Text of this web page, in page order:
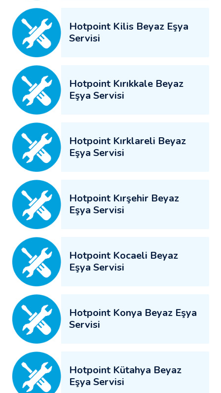
Hotpoint Kilis Beyaz Eşya
Servisi
Hotpoint Kırıkkale Beyaz
Eşya Servisi
Hotpoint Kırklareli Beyaz
Eşya Servisi
Hotpoint Kırşehir Beyaz
Eşya Servisi
Hotpoint Kocaeli Beyaz
Eşya Servisi
Hotpoint Konya Beyaz Eşya
Servisi
Hotpoint Kütahya Beyaz
Eşya Servisi